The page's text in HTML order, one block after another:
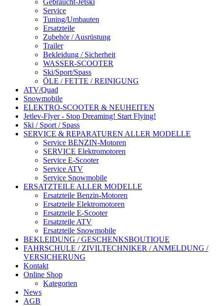
Gebraucht-Jetski
Service
Tuning/Umbauten
Ersatzteile
Zubehör / Ausrüstung
Trailer
Bekleidung / Sicherheit
WASSER-SCOOTER
Ski/Sport/Spass
ÖLE / FETTE / REINIGUNG
ATV/Quad
Snowmobile
ELEKTRO-SCOOTER & NEUHEITEN
Jetlev-Flyer - Stop Dreaming! Start Flying!
Ski / Sport / Spass
SERVICE & REPARATUREN ALLER MODELLE
Service BENZIN-Motoren
SERVICE Elektromotoren
Service E-Scooter
Service ATV
Service Snowmobile
ERSATZTEILE ALLER MODELLE
Ersatzteile Benzin-Motoren
Ersatzteile Elektromotoren
Ersatzteile E-Scooter
Ersatzteile ATV
Ersatzteile Snowmobile
BEKLEIDUNG / GESCHENKSBOUTIQUE
FAHRSCHULE / ZIVILTECHNIKER / ANMELDUNG /
VERSICHERUNG
Kontakt
Online Shop
Kategorien
News
AGB